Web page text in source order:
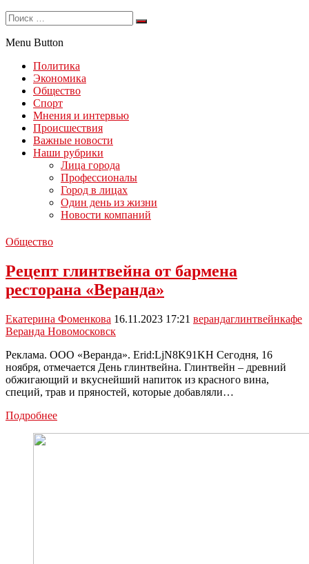
Menu Button
Политика
Экономика
Общество
Спорт
Мнения и интервью
Происшествия
Важные новости
Наши рубрики
Лица города
Профессионалы
Город в лицах
Один день из жизни
Новости компаний
Общество
Рецепт глинтвейна от бармена
ресторана «Веранда»
Екатерина Фоменкова 16.11.2023 17:21 верандаглинтвейнкафе
Веранда Новомосковск
Реклама. ООО «Веранда». Erid:LjN8K91KH Сегодня, 16
ноября, отмечается День глинтвейна. Глинтвейн – древний
обжигающий и вкуснейший напиток из красного вина,
специй, трав и пряностей, которые добавляли…
ПодробнееРецепт